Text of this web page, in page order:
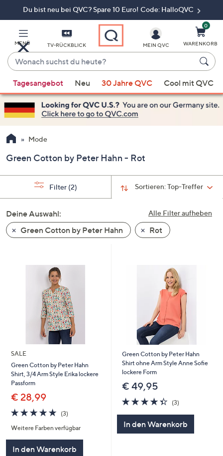
Du bist neu bei QVC? Spare 10 Euro! Code: HalloQVC
MENÜ TV-RÜCKBLICK
Wonach
suchst
du
heute?
Vorschläge
verfügbar
sind,
verwenden
Sie
Pfeiltasten
nach
und
nach
unten
oder
um
diese
anzuzeigen.
MEIN QVC
0
WARENKORB
Tagesangebot Neu 30 Jahre QVC Cool mit QVC
Mode
Green Cotton by Peter Hahn - Rot
Sortieren:Top-Treffer
Filter (2)
Alle Filter aufheben
Deine Auswahl:
Green Cotton by Peter Hahn
Rot
SALE
Green Cotton by Peter Hahn
Shirt, 3/4 Arm Style Erika lockere
Passform
€ 28,99
4.7
von
5
(3)3
Weitere Farben verfügbar
In den Warenkorb
Green Cotton by Peter Hahn
Shirt ohne Arm Style Anne Sofie
lockere Form
€ 49,95
4.3
von
(3)3
In den Warenkorb